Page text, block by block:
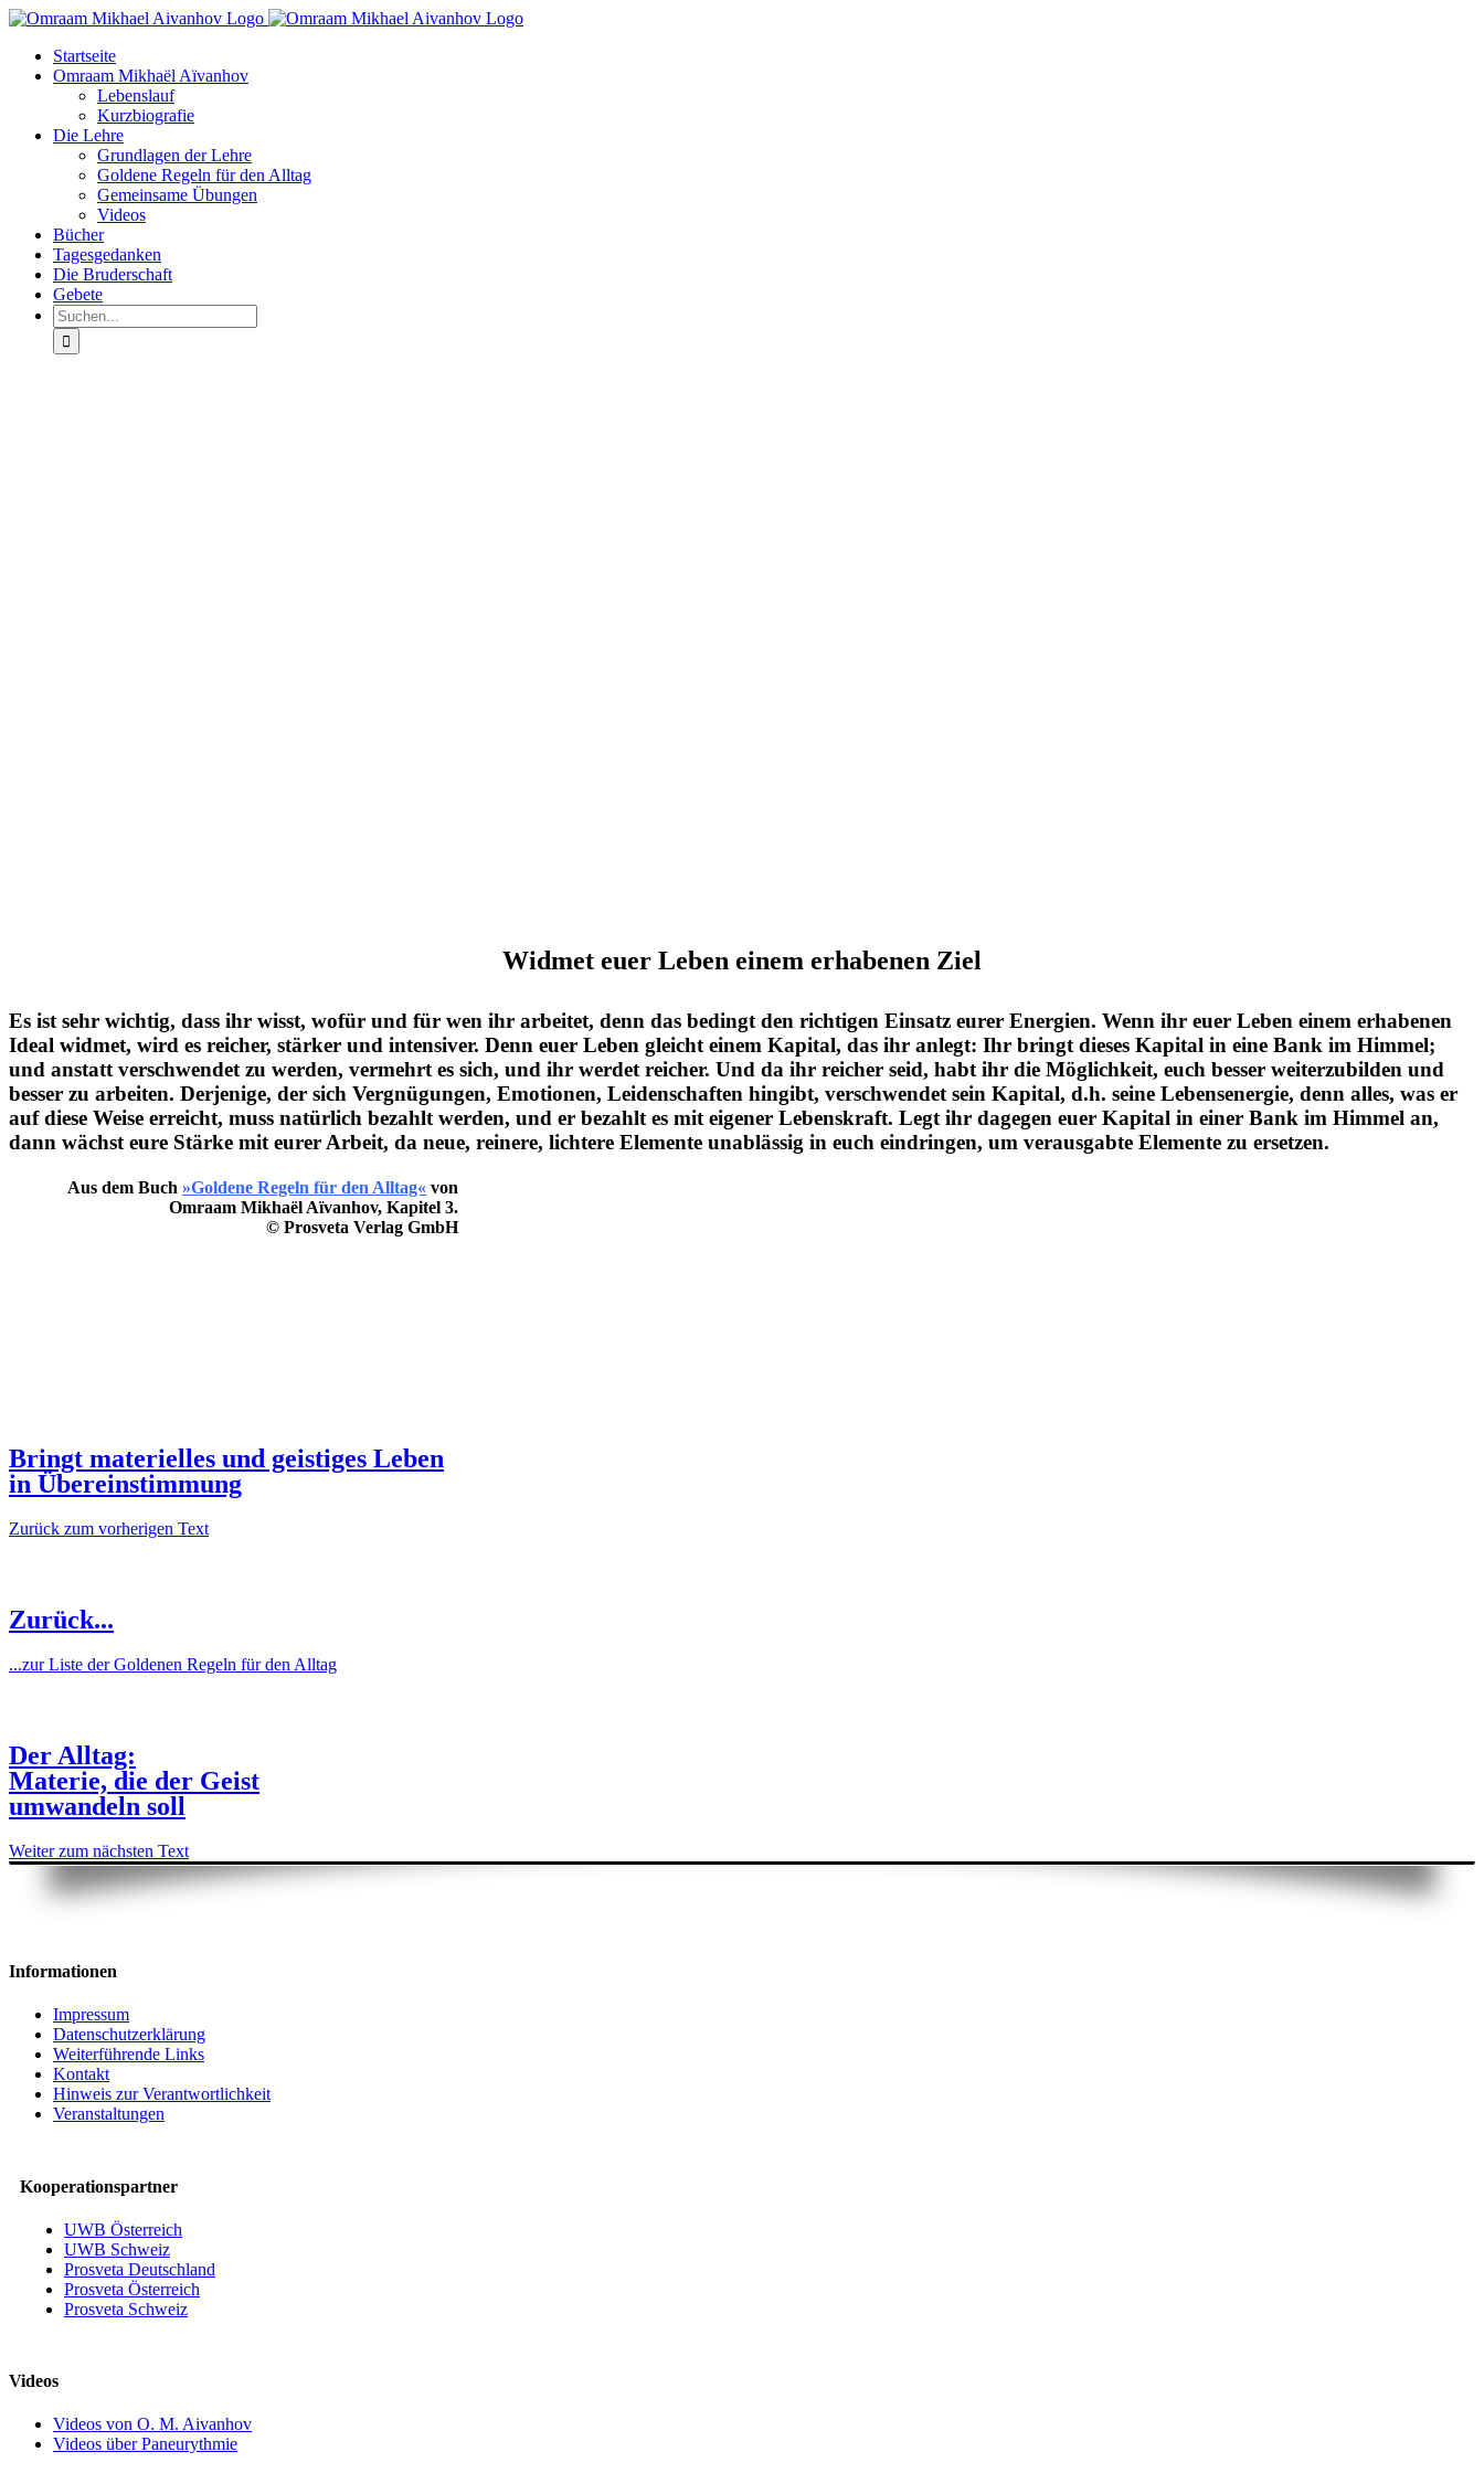
Zum
springenStartseite
Omraam Mikhaël Aïvanhov
Lebenslauf
Kurzbiografie
Die Lehre
Grundlagen der Lehre
Goldene Regeln für den Alltag
Gemeinsame Übungen
Videos
Bücher
Tagesgedanken
Die Bruderschaft
Gebete
Suche
nach:
Widmet euer Leben einem erhabenen Ziel
Es ist sehr wichtig, dass ihr wisst, wofür und für wen ihr arbeitet, denn das bedingt den richtigen Einsatz eurer Energien. Wenn ihr euer Leben einem erhabenen
Ideal widmet, wird es reicher, stärker und intensiver. Denn euer Leben gleicht einem Kapital, das ihr anlegt: Ihr bringt dieses Kapital in eine Bank im Himmel;
und anstatt verschwendet zu werden, vermehrt es sich, und ihr werdet reicher. Und da ihr reicher seid, habt ihr die Möglichkeit, euch besser weiterzubilden und
besser zu arbeiten. Derjenige, der sich Vergnügungen, Emotionen, Leidenschaften hingibt, verschwendet sein Kapital, d.h. seine Lebensenergie, denn alles, was er
auf diese Weise erreicht, muss natürlich bezahlt werden, und er bezahlt es mit eigener Lebenskraft. Legt ihr dagegen euer Kapital in einer Bank im Himmel an,
dann wächst eure Stärke mit eurer Arbeit, da neue, reinere, lichtere Elemente unablässig in euch eindringen, um verausgabte Elemente zu ersetzen.
Aus dem Buch»Goldene Regeln für den Alltag« von
Omraam Mikhaël Aïvanhov, Kapitel 3.
© Prosveta Verlag GmbH
Bringt materielles und geistiges Leben
in Übereinstimmung
Zurück zum vorherigen Text
Zurück...
...zur Liste der Goldenen Regeln für den Alltag
Der Alltag:
Materie, die der Geist
umwandeln soll
Weiter zum nächsten Text
Informationen
Impressum
Datenschutzerklärung
Weiterführende Links
Kontakt
Hinweis zur Verantwortlichkeit
Veranstaltungen
Kooperationspartner
UWB Österreich
UWB Schweiz
Prosveta Deutschland
Prosveta Österreich
Prosveta Schweiz
Videos
Videos von O. M. Aivanhov
Videos über Paneurythmie